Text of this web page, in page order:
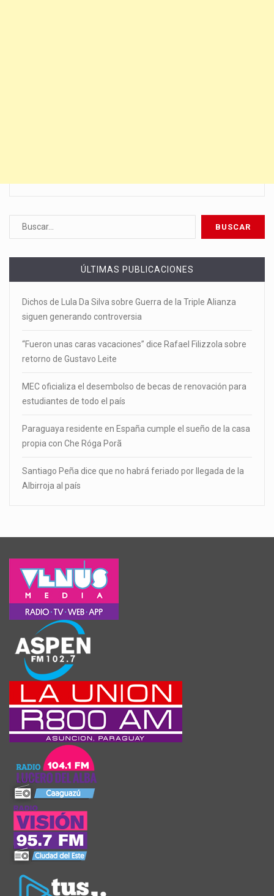
ÚLTIMAS PUBLICACIONES
Dichos de Lula Da Silva sobre Guerra de la Triple Alianza
siguen generando controversia
“Fueron unas caras vacaciones” dice Rafael Filizzola sobre
retorno de Gustavo Leite
MEC oficializa el desembolso de becas de renovación para
estudiantes de todo el país
Paraguaya residente en España cumple el sueño de la casa
propia con Che Róga Porã
Santiago Peña dice que no habrá feriado por llegada de la
Albirroja al país